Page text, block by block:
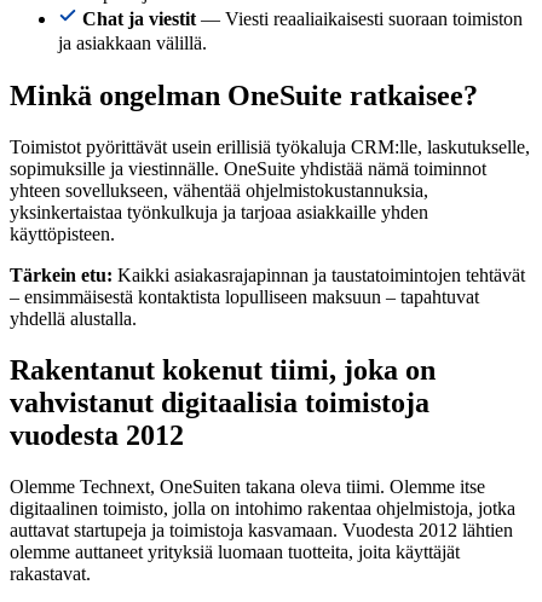
Chat ja viestit — Viesti reaaliaikaisesti suoraan toimiston
ja asiakkaan välillä.
Minkä ongelman OneSuite ratkaisee?
Toimistot pyörittävät usein erillisiä työkaluja CRM:lle, laskutukselle,
sopimuksille ja viestinnälle. OneSuite yhdistää nämä toiminnot
yhteen sovellukseen, vähentää ohjelmistokustannuksia,
yksinkertaistaa työnkulkuja ja tarjoaa asiakkaille yhden
käyttöpisteen.
Tärkein etu: Kaikki asiakasrajapinnan ja taustatoimintojen tehtävät
– ensimmäisestä kontaktista lopulliseen maksuun – tapahtuvat
yhdellä alustalla.
Rakentanut kokenut tiimi, joka on
vahvistanut digitaalisia toimistoja
vuodesta 2012
Olemme Technext, OneSuiten takana oleva tiimi. Olemme itse
digitaalinen toimisto, jolla on intohimo rakentaa ohjelmistoja, jotka
auttavat startupeja ja toimistoja kasvamaan. Vuodesta 2012 lähtien
olemme auttaneet yrityksiä luomaan tuotteita, joita käyttäjät
rakastavat.